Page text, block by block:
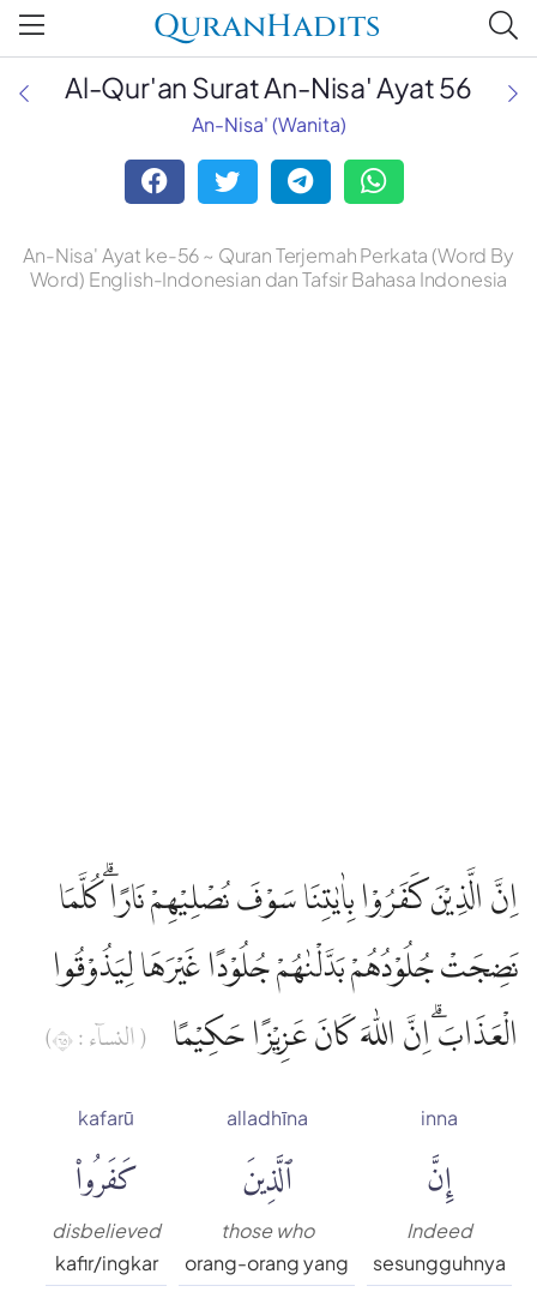
QuranHadits
Al-Qur'an Surat An-Nisa' Ayat 56
An-Nisa' (Wanita)
An-Nisa' Ayat ke-56 ~ Quran Terjemah Perkata (Word By
Word) English-Indonesian dan Tafsir Bahasa Indonesia
اِنَّ الَّذِيْنَ كَفَرُوْا بِاٰيٰتِنَا سَوْفَ نُصْلِيْهِمْ نَارًاۗ كُلَّمَا
نَضِجَتْ جُلُوْدُهُمْ بَدَّلْنٰهُمْ جُلُوْدًا غَيْرَهَا لِيَذُوْقُوا
الْعَذَابَۗ اِنَّ اللّٰهَ كَانَ عَزِيْزًا حَكِيْمًا
( النساۤء : ٥٦)
inna
إِنَّ
Indeed
sesungguhnya
alladhīna
ٱلَّذِينَ
those who
orang-orang yang
kafarū
كَفَرُوا۟
disbelieved
kafir/ingkar